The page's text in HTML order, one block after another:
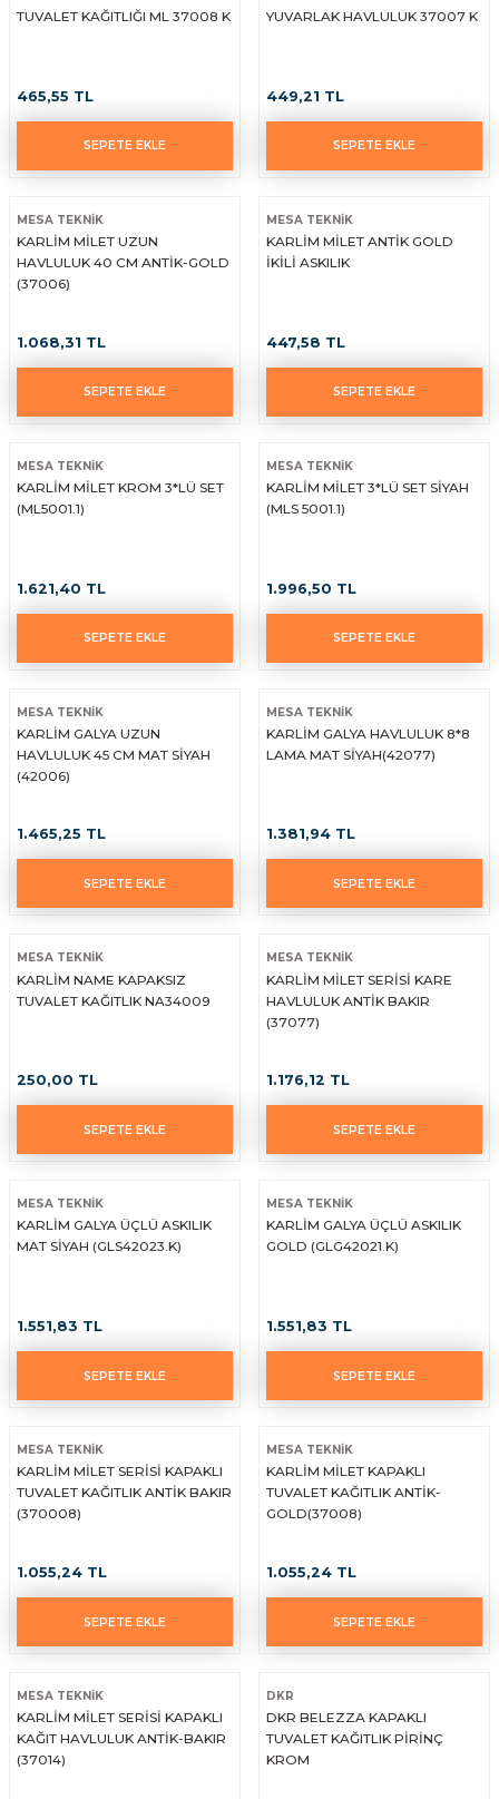
TUVALET KAĞITLIĞI ML 37008 K
465,55 TL
SEPETE EKLE
YUVARLAK HAVLULUK 37007 K
449,21 TL
SEPETE EKLE
MESA TEKNİK
KARLİM MİLET UZUN
HAVLULUK 40 CM ANTİK-GOLD
(37006)
1.068,31 TL
SEPETE EKLE
MESA TEKNİK
KARLİM MİLET ANTİK GOLD
İKİLİ ASKILIK
447,58 TL
SEPETE EKLE
MESA TEKNİK
KARLİM MİLET KROM 3*LÜ SET
(ML5001.1)
1.621,40 TL
SEPETE EKLE
MESA TEKNİK
KARLİM MİLET 3*LÜ SET SİYAH
(MLS 5001.1)
1.996,50 TL
SEPETE EKLE
MESA TEKNİK
KARLİM GALYA UZUN
HAVLULUK 45 CM MAT SİYAH
(42006)
1.465,25 TL
SEPETE EKLE
MESA TEKNİK
KARLİM GALYA HAVLULUK 8*8
LAMA MAT SİYAH(42077)
1.381,94 TL
SEPETE EKLE
MESA TEKNİK
KARLİM NAME KAPAKSIZ
TUVALET KAĞITLIK NA34009
250,00 TL
SEPETE EKLE
MESA TEKNİK
KARLİM MİLET SERİSİ KARE
HAVLULUK ANTİK BAKIR
(37077)
1.176,12 TL
SEPETE EKLE
MESA TEKNİK
KARLİM GALYA ÜÇLÜ ASKILIK
MAT SİYAH (GLS42023.K)
1.551,83 TL
SEPETE EKLE
MESA TEKNİK
KARLİM GALYA ÜÇLÜ ASKILIK
GOLD (GLG42021.K)
1.551,83 TL
SEPETE EKLE
MESA TEKNİK
KARLİM MİLET SERİSİ KAPAKLI
TUVALET KAĞITLIK ANTİK BAKIR
(370008)
1.055,24 TL
SEPETE EKLE
MESA TEKNİK
KARLİM MİLET KAPAKLI
TUVALET KAĞITLIK ANTİK-
GOLD(37008)
1.055,24 TL
SEPETE EKLE
MESA TEKNİK
KARLİM MİLET SERİSİ KAPAKLI
KAĞIT HAVLULUK ANTİK-BAKIR
(37014)
DKR
DKR BELEZZA KAPAKLI
TUVALET KAĞITLIK PİRİNÇ
KROM